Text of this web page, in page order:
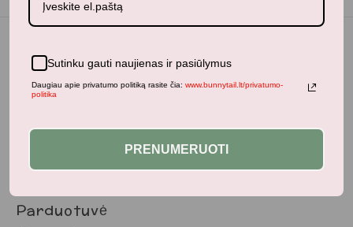
– vaikiškų prekių krautuvėlė, kurioje rasite
kokybiškus ir stilingus daiktus savo vaikams!
Parduotuvė
Sutinku gauti naujienas ir pasiūlymus
Daugiau apie privatumo politiką rasite čia: www.bunnytail.lt/privatumo-
politika
PRENUMERUOTI